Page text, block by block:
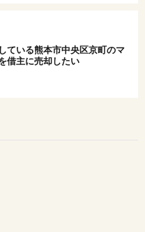
ている熊本市中央区京町のマ
借主に売却したい